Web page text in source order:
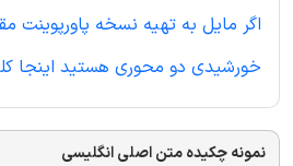
اگر مایل به تهیه نسخه پاورپوینت
خورشیدی دو محوری هستید اینجا
نمونه چکیده متن اصلی انگلیسی